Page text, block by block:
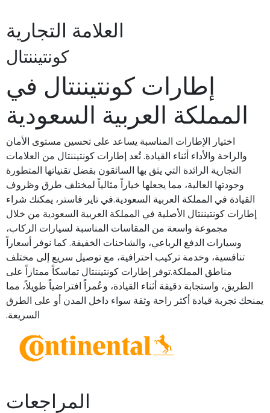
العلامة التجارية
كونتيننتال
إطارات كونتيننتال في
المملكة العربية السعودية
اختيار الإطارات المناسبة يساعد على تحسين مستوى الأمان
والراحة والأداء أثناء القيادة. تُعد إطارات كونتيننتال من العلامات
التجارية الرائدة التي يثق بها السائقون بفضل تقنياتها المتطورة
وجودتها العالية، مما يجعلها خياراً مثالياً لمختلف طرق وظروف
القيادة في المملكة العربية السعودية.في تاير فاستر، يمكنك شراء
إطارات كونتيننتال الأصلية في المملكة العربية السعودية من خلال
مجموعة واسعة من المقاسات المناسبة لسيارات الركاب،
وسيارات الدفع الرباعي، والشاحنات الخفيفة. كما نوفر أسعاراً
تنافسية، وخدمة تركيب احترافية، مع توصيل سريع إلى مختلف
مناطق المملكة.توفر إطارات كونتيننتال تماسكاً ممتازاً على
الطريق، واستجابة دقيقة أثناء القيادة، وعُمراً افتراضياً طويلاً، مما
يمنحك تجربة قيادة أكثر راحة وثقة سواء داخل المدن أو على الطرق
السريعة.
المراجعات